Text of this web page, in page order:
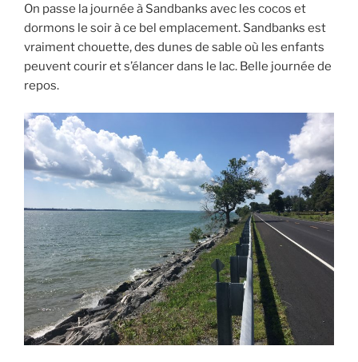
On passe la journée à Sandbanks avec les cocos et
dormons le soir à ce bel emplacement. Sandbanks est
vraiment chouette, des dunes de sable où les enfants
peuvent courir et s’élancer dans le lac. Belle journée de
repos.